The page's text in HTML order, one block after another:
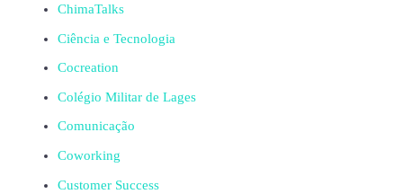
ChimaTalks
Ciência e Tecnologia
Cocreation
Colégio Militar de Lages
Comunicação
Coworking
Customer Success